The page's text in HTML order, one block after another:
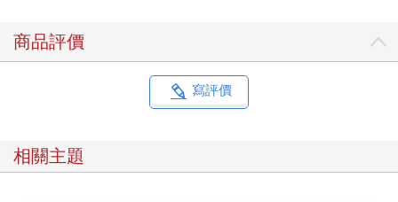
溫克勒感到很懷疑，大多數編劇看起來都像伍迪．艾倫，而不是
本是寫四?年代地獄廚房的故事，主角是一些心懷不軌、投機取巧
的人，但被退回。第二個劇本看起來比較有希望，主角是個倒楣
Garfield）主演的拳擊電影版權，但派拉蒙不斷找我們麻煩，」溫
克勒說：「有這個新劇本就不用管他們了。」
商品評價
寫評價
相關主題